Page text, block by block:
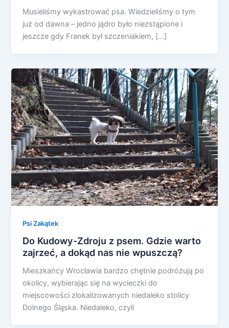
Musieliśmy wykastrować psa. Wiedzieliśmy o tym
już od dawna – jedno jądro było niezstąpione i
jeszcze gdy Franek był szczeniakiem, […]
Psi Zakątek
Do Kudowy-Zdroju z psem. Gdzie warto
zajrzeć, a dokąd nas nie wpuszczą?
Mieszkańcy Wrocławia bardzo chętnie podróżują po
okolicy, wybierając się na wycieczki do
miejscowości zlokalizowanych niedaleko stolicy
Dolnego Śląska. Niedaleko, czyli